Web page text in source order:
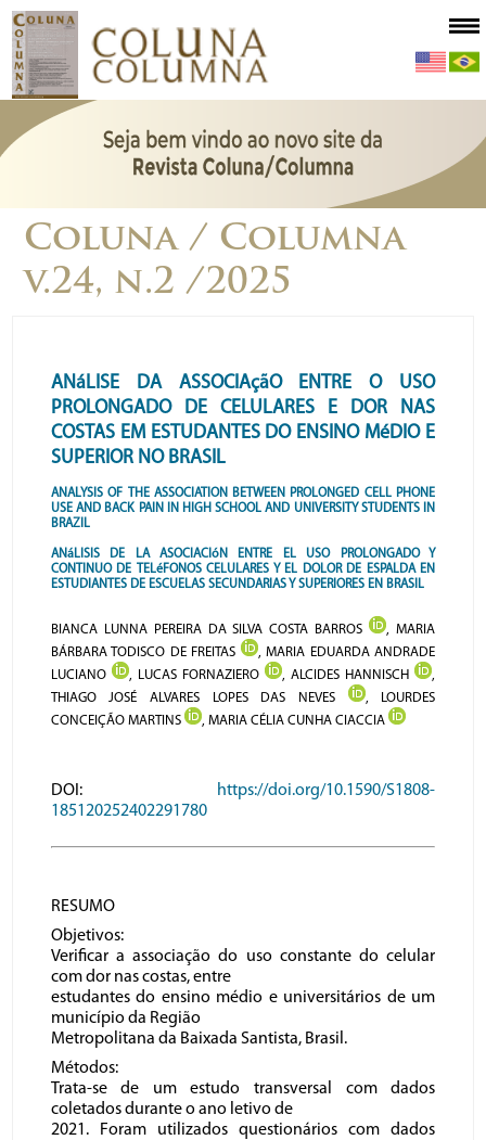
Coluna / Columna
v.24, n.2 /2025
ANáLISE DA ASSOCIAçãO ENTRE O USO
PROLONGADO DE CELULARES E DOR NAS
COSTAS EM ESTUDANTES DO ENSINO MéDIO E
SUPERIOR NO BRASIL
ANALYSIS OF THE ASSOCIATION BETWEEN PROLONGED CELL PHONE
USE AND BACK PAIN IN HIGH SCHOOL AND UNIVERSITY STUDENTS IN
BRAZIL
ANáLISIS DE LA ASOCIACIóN ENTRE EL USO PROLONGADO Y
CONTINUO DE TELéFONOS CELULARES Y EL DOLOR DE ESPALDA EN
ESTUDIANTES DE ESCUELAS SECUNDARIAS Y SUPERIORES EN BRASIL
BIANCA LUNNA PEREIRA DA SILVA COSTA BARROS
, MARIA
BÁRBARA TODISCO DE FREITAS
, MARIA EDUARDA ANDRADE
LUCIANO
, LUCAS FORNAZIERO , ALCIDES HANNISCH
,
THIAGO JOSÉ ALVARES LOPES DAS NEVES
, LOURDES
CONCEIÇÃO MARTINS
, MARIA CÉLIA CUNHA CIACCIA
DOI:
https://doi.org/10.1590/S1808-
185120252402291780
RESUMO
Objetivos:
Verificar a associação do uso constante do celular
com dor nas costas, entre
estudantes do ensino médio e universitários de um
município da Região
Metropolitana da Baixada Santista, Brasil.
Métodos:
Trata-se de um estudo transversal com dados
coletados durante o ano letivo de
2021. Foram utilizados questionários com dados